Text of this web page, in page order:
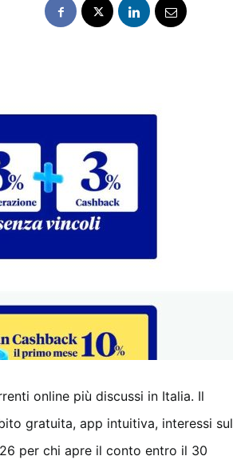
online più discussi in Italia. Il
gratuita, app intuitiva, interessi sul
per chi apre il conto entro il 30